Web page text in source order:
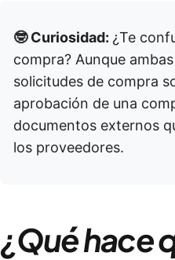
🤓 Curiosidad: ¿Te
compra? Aunque
solicitudes de compra
aprobación de una
documentos externos
los proveedores.
¿Qué hace